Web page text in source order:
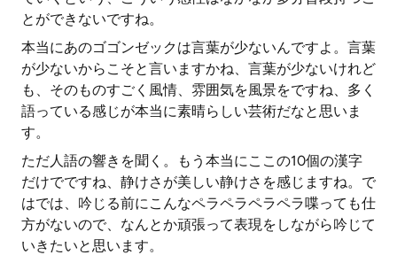
とができないですね。
本当にあのゴゴンゼックは言葉が少ないんですよ。言葉
が少ないからこそと言いますかね、言葉が少ないけれど
も、そのものすごく風情、雰囲気を風景をですね、多く
語っている感じが本当に素晴らしい芸術だなと思いま
す。
ただ人語の響きを聞く。もう本当にここの10個の漢字
だけでですね、静けさが美しい静けさを感じますね。で
はでは、吟じる前にこんなペラペラペラペラ喋っても仕
方がないので、なんとか頑張って表現をしながら吟じて
いきたいと思います。